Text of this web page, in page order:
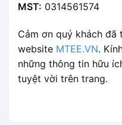
MST: 0314561574
Cảm ơn quý khách đã
website MTEE.VN.
những thông tin hữu
tuyệt vời trên trang.